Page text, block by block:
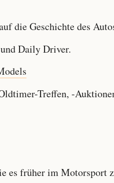
die Geschichte des
Daily Driver.
Treffen, -
es früher im Motorsport